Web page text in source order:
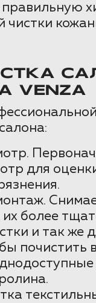
правильную
чистки
VENZA
для
их более
и так же
почистить